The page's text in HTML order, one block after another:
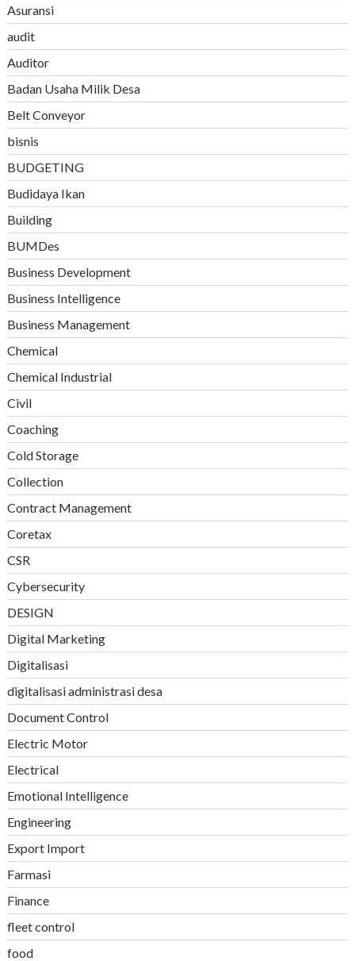
Asuransi
audit
Auditor
Badan Usaha Milik Desa
Belt Conveyor
bisnis
BUDGETING
Budidaya Ikan
Building
BUMDes
Business Development
Business Intelligence
Business Management
Chemical
Chemical Industrial
Civil
Coaching
Cold Storage
Collection
Contract Management
Coretax
CSR
Cybersecurity
DESIGN
Digital Marketing
Digitalisasi
digitalisasi administrasi desa
Document Control
Electric Motor
Electrical
Emotional Intelligence
Engineering
Export Import
Farmasi
Finance
fleet control
food